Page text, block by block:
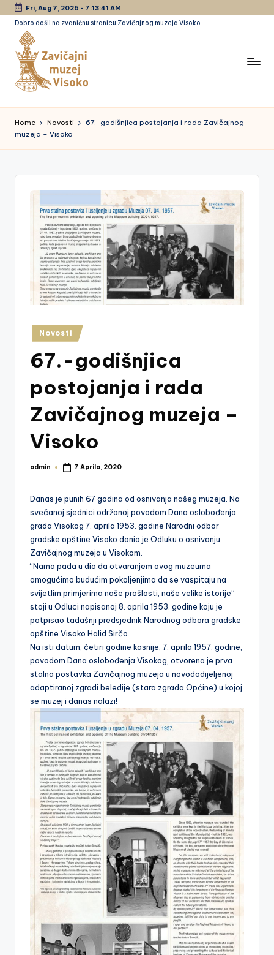
Skip
content
Fri, Aug 7, 2026 - 7:13:41 AM
Dobro došli na zvaničnu stranicu Zavičajnog muzeja Visoko.
a
vi
a
Home Novosti
67.-godišnjica postojanja i rada Zavičajnog
muzeja – Visoko
Posted
in
Novosti
67.-godišnjica
postojanja i rada
Zavičajnog muzeja –
Visoko
Posted
admin 7 Aprila, 2020
Danas je punih 67 godina od osnivanja našeg muzeja. Na
svečanoj sjednici održanoj povodom Dana oslobođenja
grada Visokog 7. aprila 1953. godine Narodni odbor
gradske opštine Visoko donio je Odluku o osnivanju
Zavičajnog muzeja u Visokom.
“Nama pada u dio da otvaranjem ovog muzeuma
omogućimo budućim pokoljenjima da se vaspitaju na
svijetlim primjerima naše prošlosti, naše velike istorije”
stoji u Odluci napisanoj 8. aprila 1953. godine koju je
potpisao tadašnji predsjednik Narodnog odbora gradske
opštine Visoko Halid Sirčo.
Na isti datum, četiri godine kasnije, 7. aprila 1957. godine,
povodom Dana oslobođenja Visokog, otvorena je prva
stalna postavka Zavičajnog muzeja u novododijeljenoj
adaptiranoj zgradi beledije (stara zgrada Općine) u kojoj
se muzej i danas nalazi!